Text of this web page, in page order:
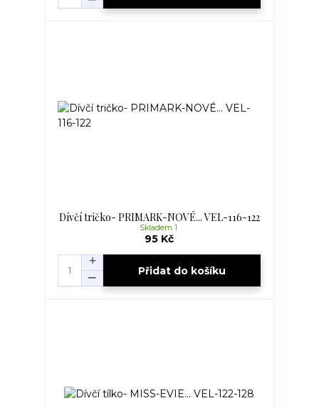
Dívčí tričko- PRIMARK-NOVÉ... VEL-116-122
95 Kč
Skladem 1
Přidat do košíku